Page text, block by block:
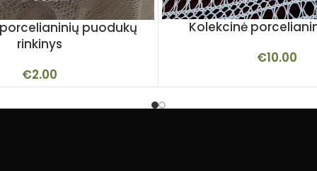
puodukų
rinkinys
€2.00
Kolekcinė
€10.00